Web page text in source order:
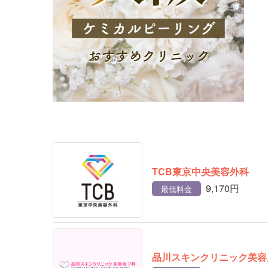
TCB東京中央美容外科
最低料金 9,170円
品川スキンクリニック美